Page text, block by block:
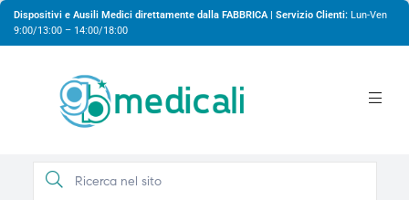
Dispositivi e Ausili Medici direttamente dalla FABBRICA | Servizio Clienti: Lun-Ven
9:00/13:00 – 14:00/18:00